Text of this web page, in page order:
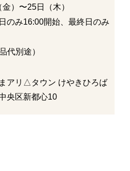
）〜25日（木）
のみ16:00開始、最終日のみ
代別途）
アリ△タウン けやきひろば
央区新都心10